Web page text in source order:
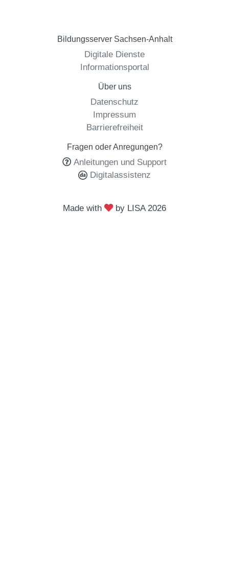
Bildungsserver Sachsen-Anhalt
Digitale Dienste
Informationsportal
Über uns
Datenschutz
Impressum
Barrierefreiheit
Fragen oder Anregungen?
Anleitungen und Support
Digitalassistenz
Made with by LISA 2026